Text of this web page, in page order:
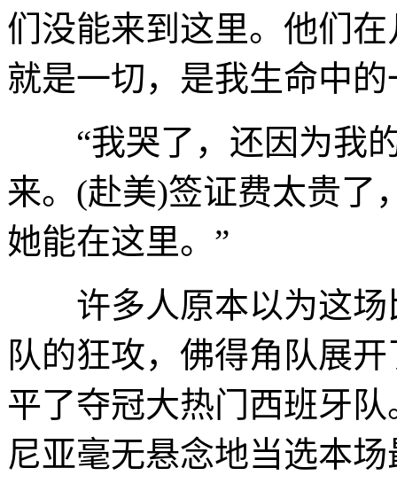
们没能来到这里。他们
就是一切，是我生命中
“我哭了，还因为我的
来。(赴美)签证费太贵了
她能在这里。”
许多人原本以为这场
队的狂攻，佛得角队展
平了夺冠大热门西班牙
尼亚毫无悬念地当选本